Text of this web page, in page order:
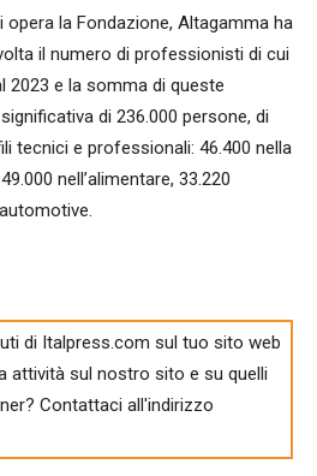
la Fondazione, Altagamma ha
il numero di professionisti di cui
2023 e la somma di queste
di 236.000 persone, di
tecnici e professionali: 46.400 nella
nell’alimentare, 33.220
di Italpress.com sul tuo sito web
attività sul nostro sito e su quelli
Contattaci all'indirizzo